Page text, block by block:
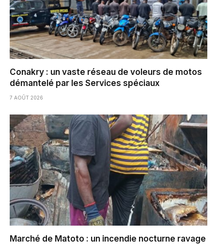
Conakry : un vaste réseau de voleurs de motos
démantelé par les Services spéciaux
7 AOÛT 2026
Marché de Matoto : un incendie nocturne ravage